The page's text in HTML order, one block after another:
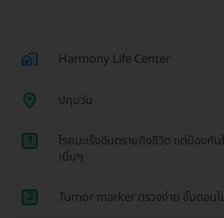
Harmony Life Center
ปทุมวัน
1
โรคมะเร็งอันตรายถึงชีวิต แต่ป้องกั
เนิ่นๆ
2 Tumor marker ตรวจง่าย ขั้นตอนไ